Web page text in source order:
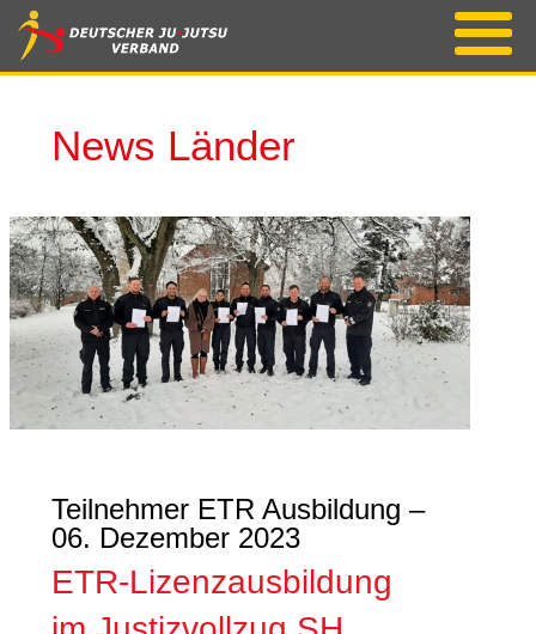
News Länder
Teilnehmer ETR Ausbildung –
06. Dezember 2023
ETR-Lizenzausbildung